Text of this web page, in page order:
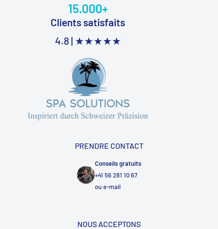
15.000+
Clients satisfaits
4.8 | ★★★★★
PRENDRE CONTACT
Conseils gratuits
+41 56 281 10 67
oue-mail
NOUS ACCEPTONS